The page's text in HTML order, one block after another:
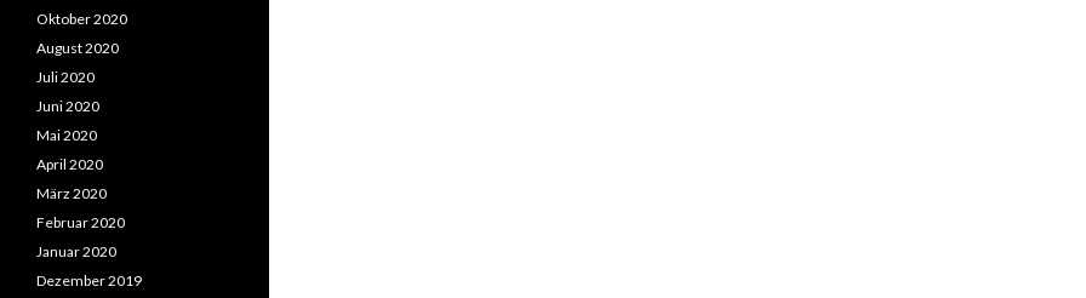
Oktober 2020
August 2020
Juli 2020
Juni 2020
Mai 2020
April 2020
März 2020
Februar 2020
Januar 2020
Dezember 2019